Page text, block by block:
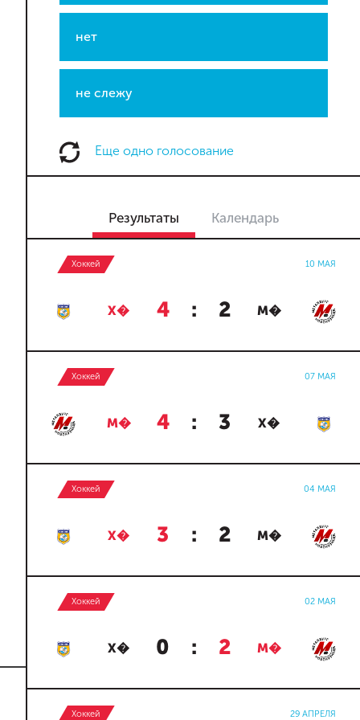
нет
не слежу
Еще одно голосование
Результаты Календарь
Хоккей 10 МАЯ
Х� 4 : 2 М�
Хоккей 07 МАЯ
М� 4 : 3 Х�
Хоккей 04 МАЯ
Х� 3 : 2 М�
Хоккей 02 МАЯ
Х� 0 : 2 М�
Хоккей 29 АПРЕЛЯ